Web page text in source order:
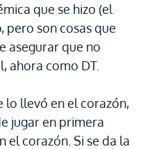
que se hizo (el
pero son cosas que
asegurar que no
ahora como DT.
lo llevó en el corazón,
jugar en primera
el corazón. Si se da la